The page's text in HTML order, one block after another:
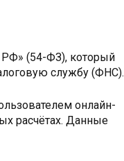
РФ» (54-ФЗ), который
службу (ФНС).
онлайн-
расчётах. Данные